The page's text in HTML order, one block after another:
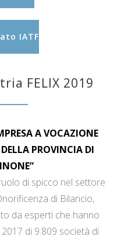
IATF
FELIX 2019
A VOCAZIONE
PROVINCIA DI
di spicco nel settore
di Bilancio,
da esperti che hanno
di 9.809 società di